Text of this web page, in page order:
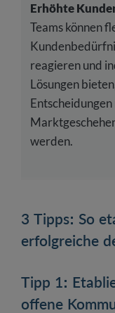
Erhöhte
Teams können
reagieren und
Lösungen
Entscheidungen
werden.
3 Tipps: So
erfolgreiche
Tipp 1:
offene